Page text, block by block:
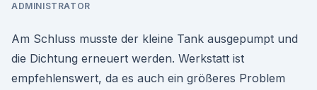
ADMINISTRATOR
Am Schluss musste der kleine Tank ausgepumpt und
die Dichtung erneuert werden. Werkstatt ist
empfehlenswert, da es auch ein größeres Problem